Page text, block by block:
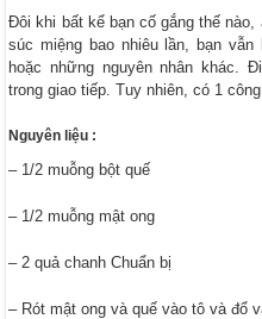
Đôi khi bất kể bạn cố gắng thế nào,
súc miệng bao nhiêu lần, bạn
hoặc những nguyên nhân khác.
trong giao tiếp. Tuy nhiên, có 1
Nguyên liệu :
– 1/2 muỗng bột quế
– 1/2 muỗng mật ong
– 2 quả chanh Chuẩn bị
– Rót mật ong và quế vào tô và đổ